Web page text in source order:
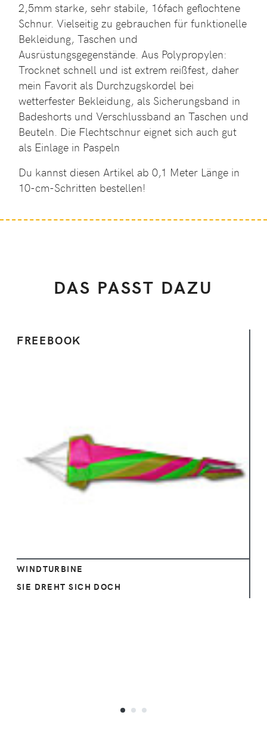
2,5mm starke, sehr stabile, 16fach geflochtene
Schnur. Vielseitig zu gebrauchen für funktionelle
Bekleidung, Taschen und
Ausrüstungsgegenstände. Aus Polypropylen:
Trocknet schnell und ist extrem reißfest, daher
mein Favorit als Durchzugskordel bei
wetterfester Bekleidung, als Sicherungsband in
Badeshorts und Verschlussband an Taschen und
Beuteln. Die Flechtschnur eignet sich auch gut
als Einlage in Paspeln
Du kannst diesen Artikel ab 0,1 Meter Länge in
10-cm-Schritten bestellen!
DAS PASST DAZU
FREEBOOK
Ansehen
WINDTURBINE
SIE DREHT SICH DOCH